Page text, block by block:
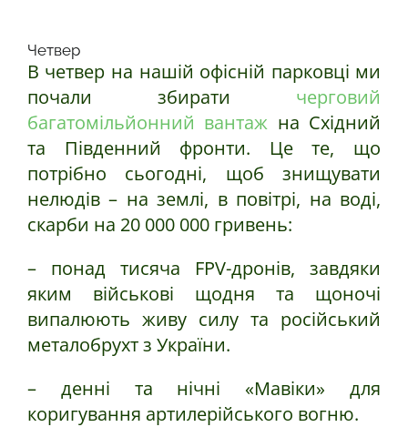
Четвер
В четвер на нашій офісній парковці ми
почали збирати черговий
багатомільйонний вантаж на Східний
та Південний фронти. Це те, що
потрібно сьогодні, щоб знищувати
нелюдів – на землі, в повітрі, на воді,
скарби на 20 000 000 гривень:
– понад тисяча FPV-дронів, завдяки
яким військові щодня та щоночі
випалюють живу силу та російський
металобрухт з України.
– денні та нічні «Мавіки» для
коригування артилерійського вогню.